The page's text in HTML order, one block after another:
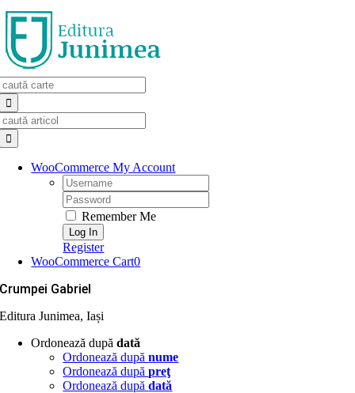
Skip
to
content
WooCommerce My Account
Username:
Password:
Remember Me
Register
WooCommerce Cart0
Crumpei Gabriel
Editura Junimea, Iași
Ordonează dupădată
Ordonează dupănume
Ordonează dupăpreţ
Ordonează dupădată